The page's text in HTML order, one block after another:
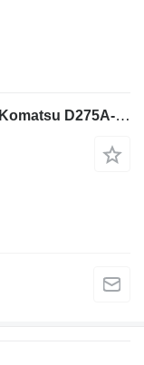
708-1L-00340 hidraulična pumpa za Komatsu D275A-5D buldožera